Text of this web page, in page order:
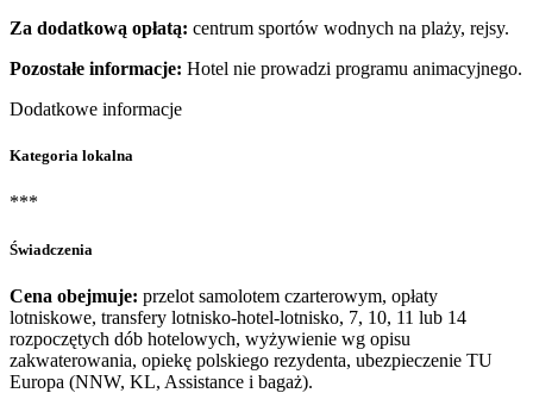
Za dodatkową opłatą: centrum sportów wodnych na plaży, rejsy.
Pozostałe informacje: Hotel nie prowadzi programu animacyjnego.
Dodatkowe informacje
Kategoria lokalna
***
Świadczenia
Cena obejmuje: przelot samolotem czarterowym, opłaty
lotniskowe, transfery lotnisko-hotel-lotnisko, 7, 10, 11 lub 14
rozpoczętych dób hotelowych, wyżywienie wg opisu
zakwaterowania, opiekę polskiego rezydenta, ubezpieczenie TU
Europa (NNW, KL, Assistance i bagaż).